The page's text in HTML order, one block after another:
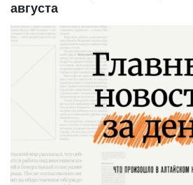
августа